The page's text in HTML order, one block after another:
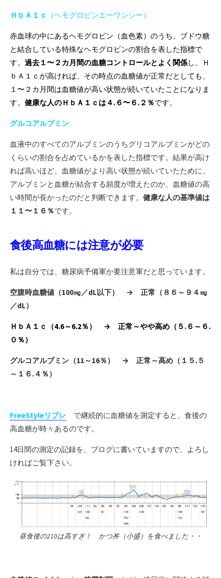
ＨｂＡ１ｃ （ヘモグロビンエーワンシー）
赤血球の中にあるヘモグロビン（血色素）のうち、ブドウ糖
と結合している特殊なヘモグロビンの割合を表した指標で
す。 過去１〜２カ月間の血糖コントロールとよく関係し、Ｈ
ｂＡ１ｃが高ければ、その時点の血糖値が正常だとしても、
１〜２カ月間は血糖値が高い状態が続いていたことになりま
す。 健康な人のＨｂＡ１ｃは４.６〜６.２％です。
グルコアルブミン
血液中のすべてのアルブミンのうちグリコアルブミンがどの
くらいの割合を占めているかを表した指標です。結果が高け
れば高いほど、血糖値がより高い状態が続いていたために、
アルブミンと血糖が結合する頻度が増えたのか、血糖値の高
い時間が長かったのだと判断できます。 健康な人の基準値は
１１〜１６％です。
食後高血糖には注意が必要
私は自分では、糖尿病予備軍か要注意軍だと思っています。
空腹時血糖値（100㎎／dL以下） → 正常（８６～９４㎎
／dL）
ＨｂＡ１ｃ（4.6～6.2％） → 正常～やや高め（５.６～６.
０％）
グルコアルブミン（11～16％） → 正常～高め（１５.５
～１６.４％）
FreeStyleリブレ で継続的に血糖値を測定すると、食後の
高血糖が時々あるのです。
14日間の測定の記録を、ブログに書いていますので、よろし
ければご覧下さい。
昼食後の210は高すぎ！ かつ丼（小盛）を食べました・・